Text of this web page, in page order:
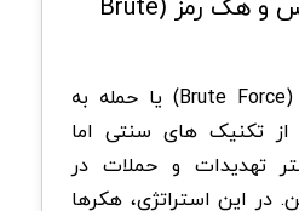
حملات بروت فورس (Brute Force) یا حمله به
تکنیک های سنتی اما
تهدیدات و حملات در
این استراتژی، هکرها